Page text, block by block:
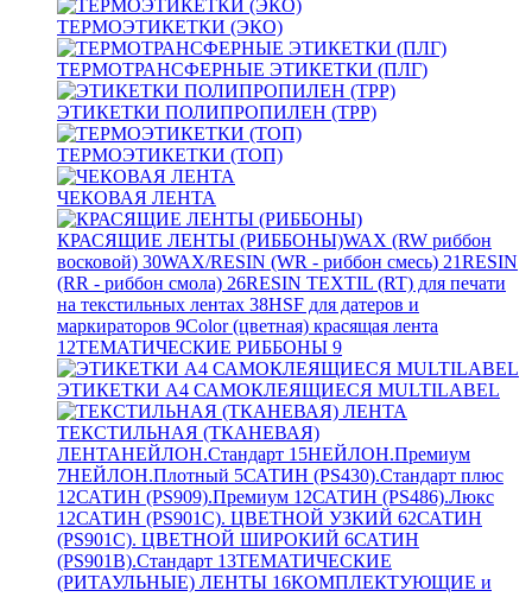
ТЕРМОЭТИКЕТКИ (ЭКО)
ТЕРМОТРАНСФЕРНЫЕ ЭТИКЕТКИ (ПЛГ)
ЭТИКЕТКИ ПОЛИПРОПИЛЕН (TPP)
ТЕРМОЭТИКЕТКИ (ТОП)
ЧЕКОВАЯ ЛЕНТА
КРАСЯЩИЕ ЛЕНТЫ (РИББОНЫ)WAX (RW риббон
восковой) 30WAX/RESIN (WR - риббон смесь) 21RESIN
(RR - риббон смола) 26RESIN TEXTIL (RT) для печати
на текстильных лентах 38HSF для датеров и
маркираторов 9Color (цветная) красящая лента
12ТЕМАТИЧЕСКИЕ РИББОНЫ 9
ЭТИКЕТКИ А4 САМОКЛЕЯЩИЕСЯ MULTILABEL
ТЕКСТИЛЬНАЯ (ТКАНЕВАЯ)
ЛЕНТАНЕЙЛОН.Стандарт 15НЕЙЛОН.Премиум
7НЕЙЛОН.Плотный 5САТИН (PS430).Стандарт плюс
12САТИН (PS909).Премиум 12САТИН (PS486).Люкс
12САТИН (PS901C). ЦВЕТНОЙ УЗКИЙ 62САТИН
(PS901C). ЦВЕТНОЙ ШИРОКИЙ 6САТИН
(PS901B).Стандарт 13ТЕМАТИЧЕСКИЕ
(РИТАУЛЬНЫЕ) ЛЕНТЫ 16КОМПЛЕКТУЮЩИЕ и